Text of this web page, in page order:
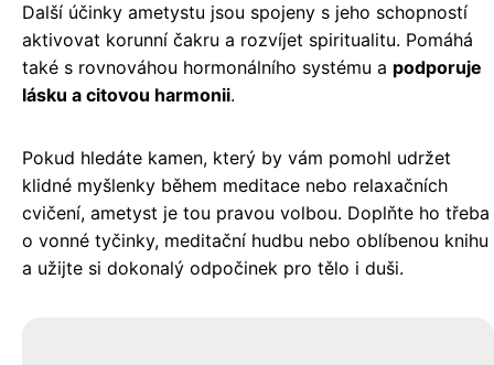
Další účinky ametystu jsou spojeny s jeho schopností
aktivovat korunní čakru a rozvíjet spiritualitu. Pomáhá
také s rovnováhou hormonálního systému a podporuje
lásku a citovou harmonii.
Pokud hledáte kamen, který by vám pomohl udržet
klidné myšlenky během meditace nebo relaxačních
cvičení, ametyst je tou pravou volbou. Doplňte ho třeba
o vonné tyčinky, meditační hudbu nebo oblíbenou knihu
a užijte si dokonalý odpočinek pro tělo i duši.